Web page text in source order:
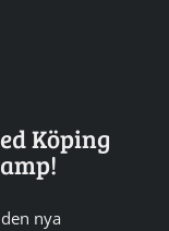
Köping
nya